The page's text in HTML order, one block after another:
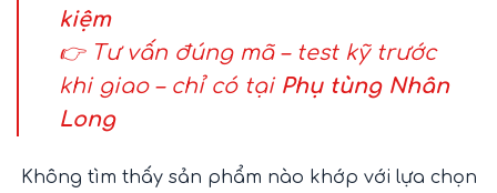
kiệm
👉 Tư vấn đúng mã – test kỹ trước
khi giao – chỉ có tại Phụ tùng Nhân
Long
Không tìm thấy sản phẩm nào khớp với lựa chọn